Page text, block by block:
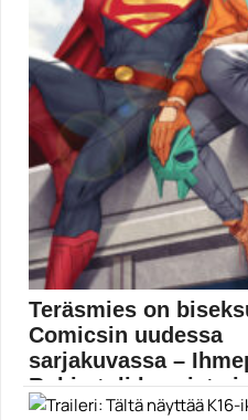
Teräsmies on
Comicsin uudessa
sarjakuvassa –
Robin tuli kaapista